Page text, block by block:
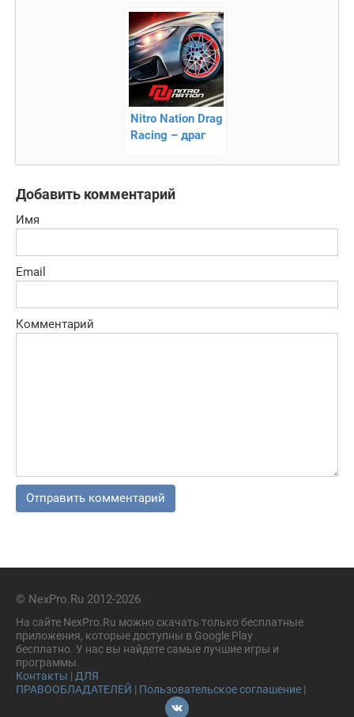
вы лучший
Nitro Nation Drag
Racing – драг
Добавить комментарий
Имя
Email
Комментарий
© NexPro.Ru 2012-2026
На сайте NexPro.Ru можно скачать только бесплатные
приложения, которые доступны в Google Play
бесплатно. У нас вы найдете самые лучшие игры и
программы.
Контакты | ДЛЯ
ПРАВООБЛАДАТЕЛЕЙ | Пользовательское соглашение |